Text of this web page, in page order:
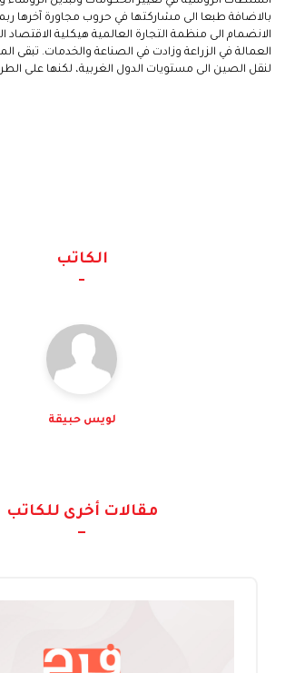
بالاضافة طبعا الى مشاركتها في حروب مجاورة آخرها ربما
الانضمام الى منظمة التجارة العالمية هيكلية
العمالة في الزراعة وزادت في الصناعة والخدمات. تبقى
لنقل الصين الى مستويات الدول الغربية، لكنها على
الكاتب
لويس حبيقة
مقالات أخرى للكاتب